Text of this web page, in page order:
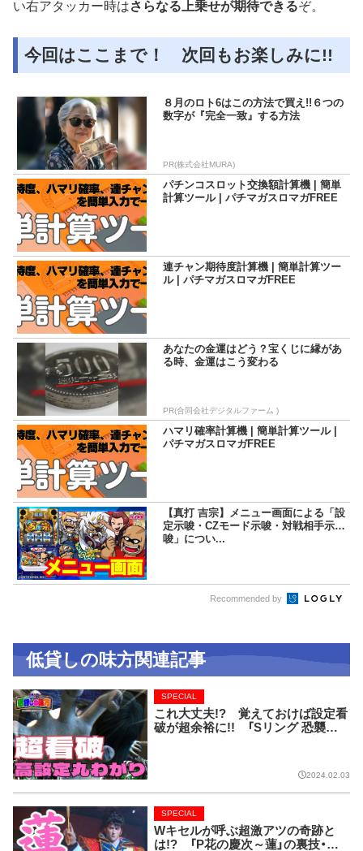
い右アタッカー時はさらなる上乗せが期待できるぞ。
今回はここまで！ 次回もお楽しみに!!
８月のロト6はこの方法で買え!!６つの
数字が『完全一致』する方法
PR(株式会社MURA)
パチンコスロット交換額計算機 | 簡単
計算ツール | パチマガスロマガFREE
連チャン期待度計算機 | 簡単計算ツー
ル | パチマガスロマガFREE
あなたの金運はどう？宝くじに縁があ
る時、金運はこう変わる
PR(合同会社デジタルファーム )
ハマリ確率計算機 | 簡単計算ツール |
パチマガスロマガFREE
【真打 吉宗】メニュー画面による「設
定示唆・CZモード示唆・対戦相手示
唆」につい...
Recommended by
低貸しの味方関連記事
これ大丈夫!? 覚えておけば設定看
破が超余裕に!! 「Sリング 恐襲ノ
SPECIAL
2024.02.03
Wキセルが呼ぶ超激アツの奇跡と
は!? 「P花の慶次～蓮」の裏技・法
SPECIAL